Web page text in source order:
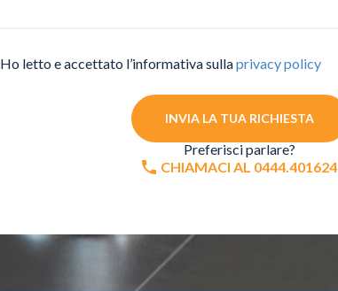
Ho letto e accettato l’informativa sullaprivacy policy
INVIA LA TUA RICHIESTA
Preferisci parlare?
CHIAMACI AL 0444.401624